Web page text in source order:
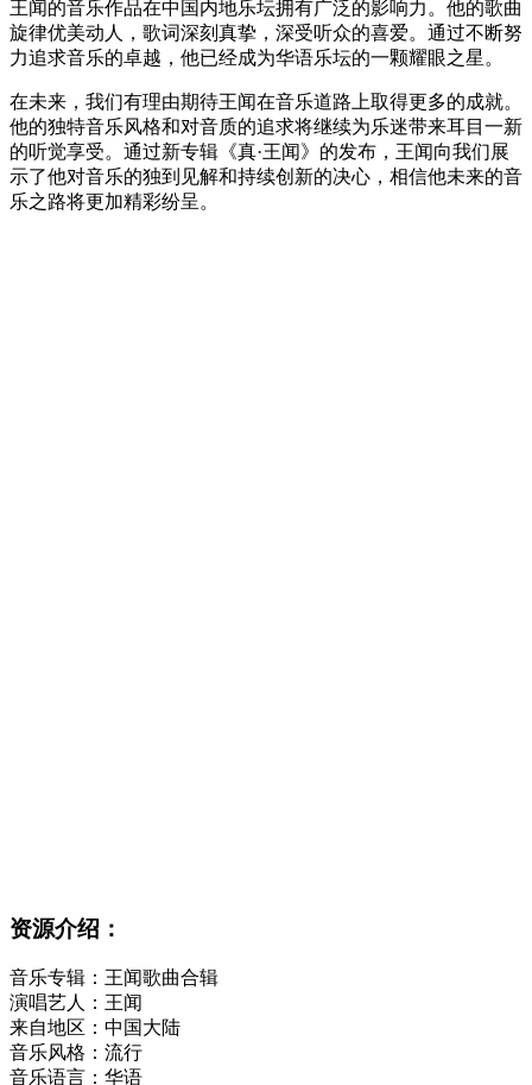
王闻的音乐作品在中国内地乐坛拥有广泛的影响力。他的歌曲
旋律优美动人，歌词深刻真挚，深受听众的喜爱。通过不断努
力追求音乐的卓越，他已经成为华语乐坛的一颗耀眼之星。
在未来，我们有理由期待王闻在音乐道路上取得更多的成就。
他的独特音乐风格和对音质的追求将继续为乐迷带来耳目一新
的听觉享受。通过新专辑《真·王闻》的发布，王闻向我们展
示了他对音乐的独到见解和持续创新的决心，相信他未来的音
乐之路将更加精彩纷呈。
资源介绍：
音乐专辑：王闻歌曲合辑
演唱艺人：王闻
来自地区：中国大陆
音乐风格：流行
音乐语言：华语